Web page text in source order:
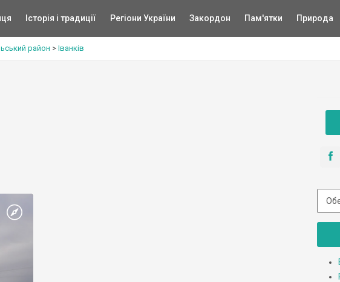
Історія і традиції Регіони України Закордон Пам'ятки Природа
район > Іванків